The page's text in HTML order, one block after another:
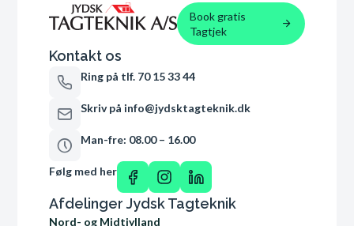
Book gratis
Tagtjek
Kontakt os
Ring på tlf. 70 15 33 44
Skriv på info@jydsktagteknik.dk
Man-fre: 08.00 – 16.00
Følg med her
Afdelinger Jydsk Tagteknik
Nord- og Midtjylland